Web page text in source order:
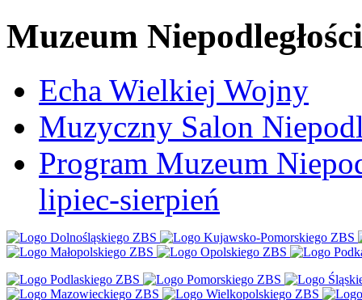
Muzeum Niepodległości
Echa Wielkiej Wojny
Muzyczny Salon
Program Muzeum
lipiec-sierpień